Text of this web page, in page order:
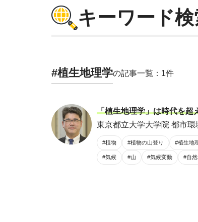
キーワード
#植生地理学の記事一覧：1件
「植生地理学」は時代を超
東京都立大学大学院 都市
#植物 #植物の山登り #植生地
#気候 #山 #気候変動 #自